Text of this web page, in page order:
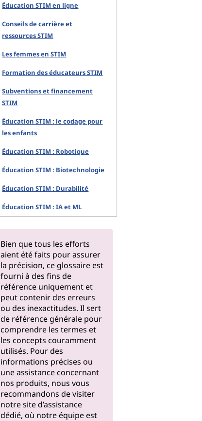
Éducation STIM en ligne
Conseils de carrière et
ressources STIM
Les femmes en STIM
Formation des éducateurs STIM
Subventions et financement
STIM
Éducation STIM : le codage pour
les enfants
Éducation STIM : Robotique
Éducation STIM : Biotechnologie
Éducation STIM : Durabilité
Éducation STIM : IA et ML
Bien que tous les efforts
aient été faits pour assurer
la précision, ce glossaire est
fourni à des fins de
référence uniquement et
peut contenir des erreurs
ou des inexactitudes. Il sert
de référence générale pour
comprendre les termes et
les concepts couramment
utilisés. Pour des
informations précises ou
une assistance concernant
nos produits, nous vous
recommandons de visiter
notresite d’assistance
dédié, où notre équipe est